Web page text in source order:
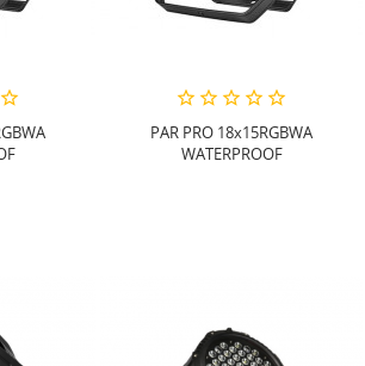
PAR PRO 18x15RGBWA
WATERPROOF